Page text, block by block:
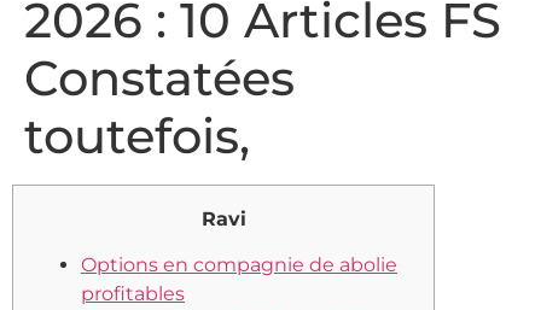
2026 : 10 Articles FS
Constatées
toutefois,
Ravi
Options en compagnie de abolie
profitables